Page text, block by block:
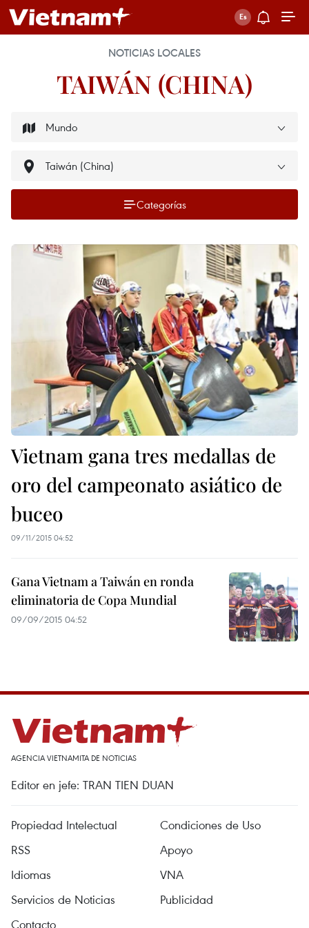
NOTICIAS LOCALES
TAIWÁN (CHINA)
Categorías
Vietnam gana tres medallas de
oro del campeonato asiático de
buceo
09/11/2015 04:52
Gana Vietnam a Taiwán en ronda
eliminatoria de Copa Mundial
09/09/2015 04:52
AGENCIA VIETNAMITA DE NOTICIAS
Editor en jefe: TRAN TIEN DUAN
Propiedad Intelectual
Condiciones de Uso
RSS
Apoyo
Idiomas
VNA
Servicios de Noticias
Publicidad
Contacto